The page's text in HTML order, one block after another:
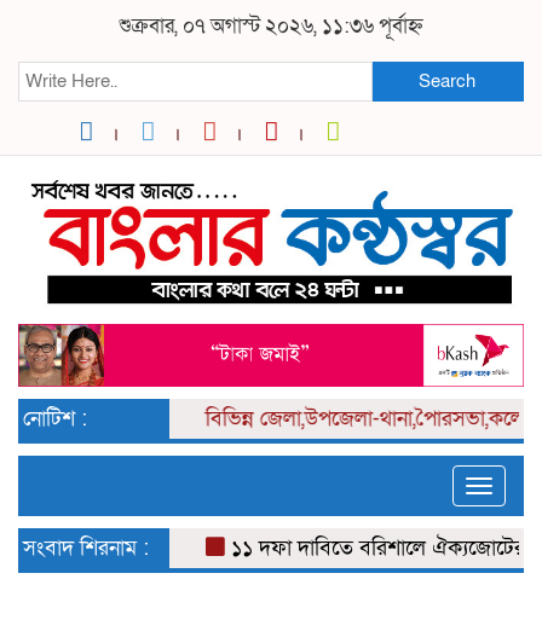
শুক্রবার, ০৭ অগাস্ট ২০২৬, ১১:৩৬ পূর্বাহ্ন
Search
নোটিশ : বিভিন্নজেলা,উপজেলা-থানা,পৈারসভা,কলেজ
Toggle
সংবাদ শিরনাম :
১১ দফা দাবিতে বরিশালে ঐক্যজোটের